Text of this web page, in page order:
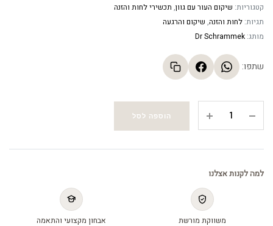
קטגוריות: שיקום העור עם גוון, תכשירי לחות והזנה
תגיות: לחות והזנה, שיקום והרגעה
מותג: Dr Schrammek
שתפו:
מרפא
ללא
-
Blemish
הוספה לסל
למה לקנות אצלנו
משווקת מורשת
אבחון מקצועי והתאמה